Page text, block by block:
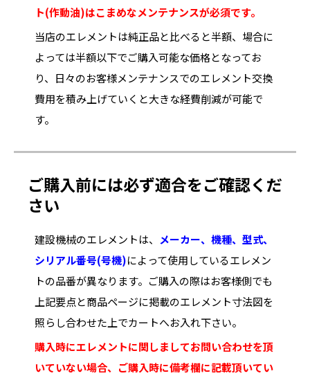
ト(作動油)はこまめなメンテナンスが必須です。
当店のエレメントは純正品と比べると半額、場合に
よっては半額以下でご購入可能な価格となってお
り、日々のお客様メンテナンスでのエレメント交換
費用を積み上げていくと大きな経費削減が可能で
す。
ご購入前には必ず適合をご確認くだ
さい
建設機械のエレメントは、 メーカー、機種、型式、
シリアル番号(号機)によって使用しているエレメン
トの品番が異なります。ご購入の際はお客様側でも
上記要点と商品ページに掲載のエレメント寸法図を
照らし合わせた上でカートへお入れ下さい。
購入時にエレメントに関しましてお問い合わせを頂
いていない場合、ご購入時に備考欄に記載頂いてい